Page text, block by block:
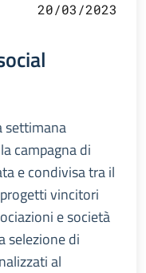
20/03/2023
settimana
campagna di
e condivisa tra il
vincitori
e società
selezione di
al